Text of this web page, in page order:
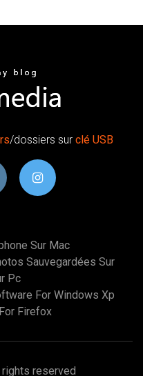
/dossiers sur clé USB
Sur Mac
Sauvegardées Sur
Pc
For Windows Xp
Firefox
reserved